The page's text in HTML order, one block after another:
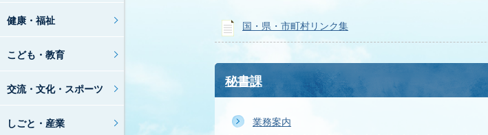
健康・福祉
こども・教育
交流・文化・スポーツ
しごと・産業
国・県・市町村リンク集
秘書課
業務案内